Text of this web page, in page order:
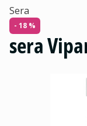
Sera
- 18 %
sera